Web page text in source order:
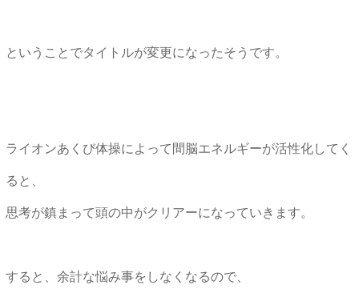
ということでタイトルが変更になったそうです。
ライオンあくび体操によって間脳エネルギーが活性化してく
ると、
思考が鎮まって頭の中がクリアーになっていきます。
すると、余計な悩み事をしなくなるので、